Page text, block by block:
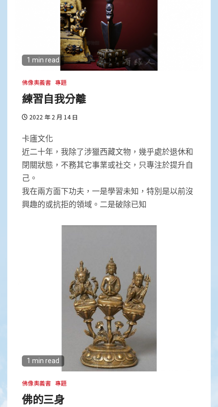
1 min read
佛像奧義書 專題
練習自我分離
2022 年 2 月 14 日
卡廬文化
近二十年，我除了涉獵西藏文物，幾乎處於退休和
閉關狀態，不務其它事業或社交，只專注於提升自
己。
我在兩方面下功夫，一是學習未知，特別是以前沒
興趣的或抗拒的領域。二是破除已知
1 min read
佛像奧義書 專題
佛的三身